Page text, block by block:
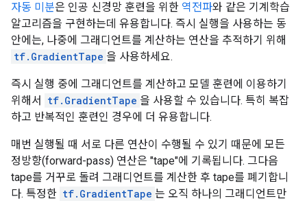
자동 미분은 인공 신경망 훈련을 위한 역전파와 같은 기계학습
알고리즘을 구현하는데 유용합니다. 즉시 실행을 사용하는 동
안에는, 나중에 그래디언트를 계산하는 연산을 추적하기 위해
tf.GradientTape 을 사용하세요.
즉시 실행 중에 그래디언트를 계산하고 모델 훈련에 이용하기
위해서
tf.GradientTape 을 사용할 수 있습니다. 특히 복잡
하고 반복적인 훈련인 경우에 더 유용합니다.
매번 실행될 때 서로 다른 연산이 수행될 수 있기 때문에 모든
정방향(forward-pass) 연산은 "tape"에 기록됩니다. 그다음
tape를 거꾸로 돌려 그래디언트를 계산한 후 tape를 폐기합니
다. 특정한 tf.GradientTape 는 오직 하나의 그래디언트만